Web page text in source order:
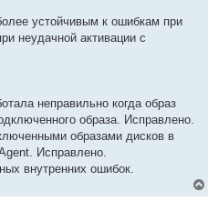
устойчивым к ошибкам при
неудачной активации с
неправильно когда образ
образа. Исправлено.
образами дисков в
Исправлено.
внутренних ошибок.